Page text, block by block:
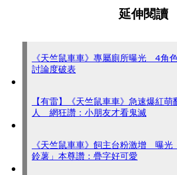
延伸閱讀
《天竺鼠車車》專屬廁所曝光 4角
討論度破表
【有雷】《天竺鼠車車》急速爆紅萌
人 網狂讚：小朋友才看鬼滅
《天竺鼠車車》飼主台粉激增 曝光
鈴薯」本尊讚：疊字好可愛